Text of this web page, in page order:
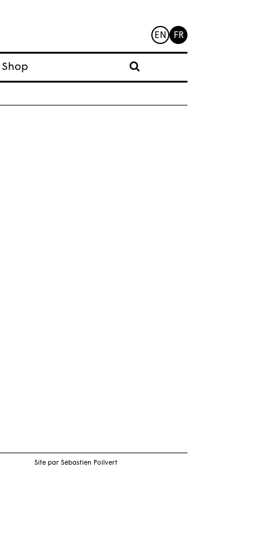
EN FR
Shop
Site par Sébastien Poilvert